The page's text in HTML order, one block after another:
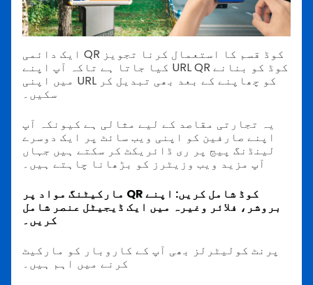
ایک دائمی QR کوڈ قسم کا استعمال کرنا تجویز
کیا جاتا ہے تاکہ آپ اپنے URL QR کوڈ کو بنانے
میں اپنی URL کو چھاپنے کے بعد بھی تبدیل کر
سکیں۔
یہ تجارتی مقاصد کے لیے مثالی ہے کیونکہ آپ
اپنے صارفین کو اپنی ویب سائٹ پر ایک دوسرے
لینڈنگ پیج پر ری ڈائریکٹ کر سکتے ہیں جہاں
آپ مزید ویب وزیٹرز کو بڑھانا چاہتے ہیں۔
مارکیٹنگ مواد پر QR کوڈ شامل کریں: اپنے
بروشر، فلائر وغیرہ میں ایک ڈیجیٹل عنصر شامل
کریں۔
پرنٹ کولیٹرلز بھی آپ کے کاروبار کو مارکیٹ
کرنے میں اہم ہیں۔